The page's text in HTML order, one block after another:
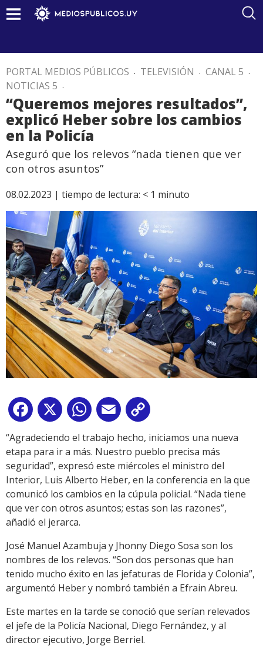
PORTAL MEDIOS PÚBLICOS . TELEVISIÓN . CANAL 5 .
NOTICIAS 5 .
“Queremos mejores resultados”,
explicó Heber sobre los cambios
en la Policía
Aseguró que los relevos “nada tienen que ver
con otros asuntos”
08.02.2023 | tiempo de lectura: < 1 minuto
Facebook
X WhatsApp
Email
Link
“Agradeciendo el trabajo hecho, iniciamos una nueva
etapa para ir a más. Nuestro pueblo precisa más
seguridad”, expresó este miércoles el ministro del
Interior, Luis Alberto Heber, en la conferencia en la que
comunicó los cambios en la cúpula policial. “Nada tiene
que ver con otros asuntos; estas son las razones”,
añadió el jerarca.
José Manuel Azambuja y Jhonny Diego Sosa son los
nombres de los relevos. “Son dos personas que han
tenido mucho éxito en las jefaturas de Florida y Colonia”,
argumentó Heber y nombró también a Efrain Abreu.
Este martes en la tarde se conoció que serían relevados
el jefe de la Policía Nacional, Diego Fernández, y al
director ejecutivo, Jorge Berriel.